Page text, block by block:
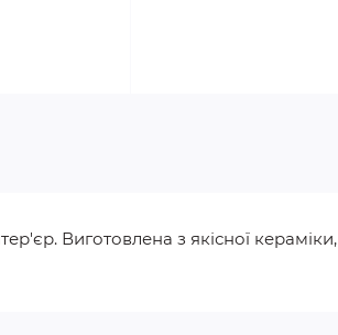
Виготовлена з якісної кераміки,